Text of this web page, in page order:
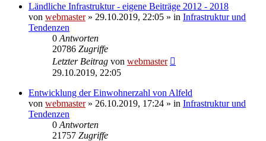
Ländliche Infrastruktur - eigene Beiträge 2012 - 2018
von webmaster» 29.10.2019, 22:05 » in Infrastruktur und
Tendenzen
0 Antworten
20786 Zugriffe
Letzter Beitrag von webmaster
29.10.2019, 22:05
Entwicklung der Einwohnerzahl von Alfeld
von webmaster» 26.10.2019, 17:24 » in Infrastruktur und
Tendenzen
0 Antworten
21757 Zugriffe